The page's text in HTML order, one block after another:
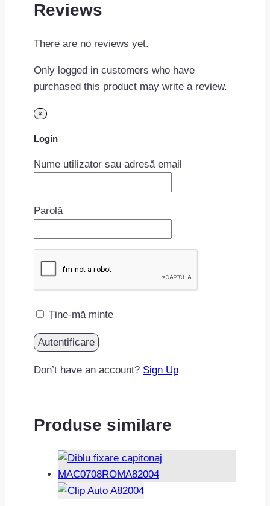
Reviews
There are no reviews yet.
Only logged in customers who have
purchased this product may write a review.
×
Login
Nume utilizator sau adresă email
Parolă
Ține-mă minte
Don’t have an account? Sign Up
Produse similare